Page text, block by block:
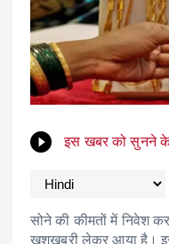
इस खबर को सुनने के
सोने की कीमतों में निवेश
खुशखबरी लेकर आया है।